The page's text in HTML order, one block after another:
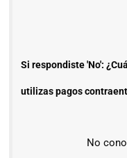
Si respondiste 'No':
utilizas pagos
No